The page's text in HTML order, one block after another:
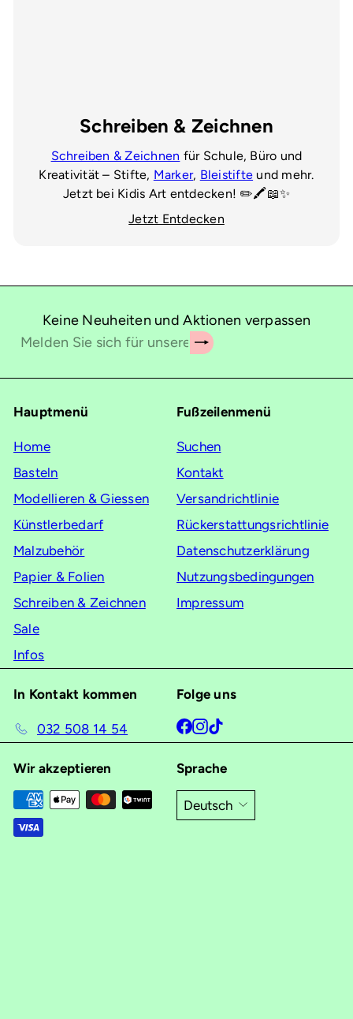
Schreiben & Zeichnen
Schreiben & Zeichnen für Schule, Büro und
Kreativität – Stifte, Marker, Bleistifte und mehr.
Jetzt bei Kidis Art entdecken! ✏️🖍️📖✨
Jetzt Entdecken
Keine Neuheiten und Aktionen verpassen
Abonnieren
Melden
sich
unsere
an
Hauptmenü
Home
Basteln
Modellieren & Giessen
Künstlerbedarf
Malzubehör
Papier & Folien
Schreiben & Zeichnen
Sale
Infos
Fußzeilenmenü
Suchen
Kontakt
Versandrichtlinie
Rückerstattungsrichtlinie
Datenschutzerklärung
Nutzungsbedingungen
Impressum
In Kontakt kommen
032 508 14 54
Folge uns
Facebook
Instagram
Wir akzeptieren Sprache
Deutsch